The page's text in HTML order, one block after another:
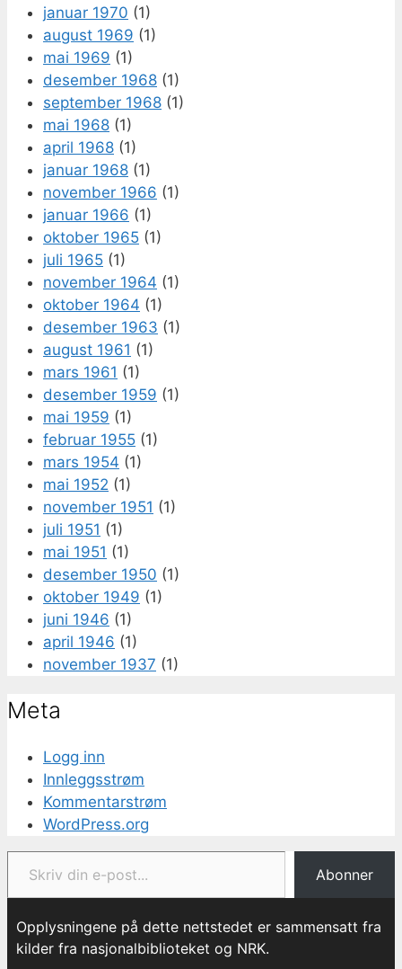
januar 1970 (1)
august 1969 (1)
mai 1969 (1)
desember 1968 (1)
september 1968 (1)
mai 1968 (1)
april 1968 (1)
januar 1968 (1)
november 1966 (1)
januar 1966 (1)
oktober 1965 (1)
juli 1965 (1)
november 1964 (1)
oktober 1964 (1)
desember 1963 (1)
august 1961 (1)
mars 1961 (1)
desember 1959 (1)
mai 1959 (1)
februar 1955 (1)
mars 1954 (1)
mai 1952 (1)
november 1951 (1)
juli 1951 (1)
mai 1951 (1)
desember 1950 (1)
oktober 1949 (1)
juni 1946 (1)
april 1946 (1)
november 1937 (1)
Meta
Logg inn
Innleggsstrøm
Kommentarstrøm
WordPress.org
Skriv din e-post...
Abonner
Opplysningene på dette nettstedet er sammensatt fra
kilder fra nasjonalbiblioteket og NRK.